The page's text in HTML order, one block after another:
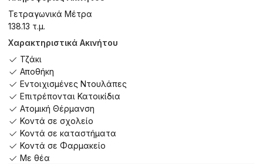
Τετραγωνικά Μέτρα
138.13 τ.μ.
Χαρακτηριστικά Ακινήτου
Τζάκι
Αποθήκη
Εντοιχισμένες Ντουλάπες
Επιτρέπονται Κατοικίδια
Ατομική Θέρμανση
Κοντά σε σχολείο
Κοντά σε καταστήματα
Κοντά σε Φαρμακείο
Με θέα